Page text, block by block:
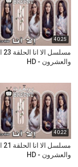
40:25
والعشرون - HD
40:22
والعشرون - HD